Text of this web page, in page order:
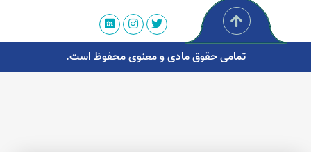
تمامی حقوق مادی و معنوی محفوظ است.